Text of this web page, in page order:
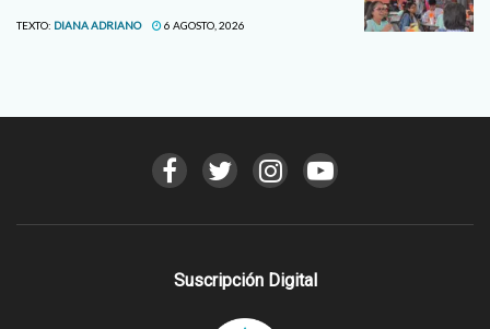
TEXTO: DIANA ADRIANO 6 AGOSTO, 2026
Suscripción Digital